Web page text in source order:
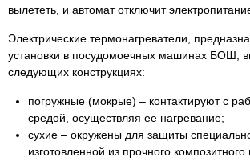
вылететь, и автомат отключит
Электрические термонагреватели,
установки в посудомоечных машинах БОШ,
следующих конструкциях:
погружные (мокрые) – контактируют с
средой, осуществляя ее нагревание;
сухие – окружены для защиты
изготовленной из прочного